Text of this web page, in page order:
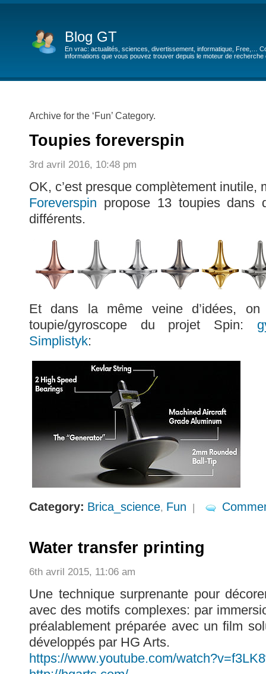
Blog GT
En vrac: actualités, sciences, divertissement, informatique, Free,…
informations que vous pouvez trouver depuis le moteur de recherche
Archive for the ‘Fun’ Category.
Toupies foreverspin
3rd avril 2016, 10:48 pm
OK, c’est presque complètement inutile,
Foreverspin propose 13 toupies dans
différents.
Et dans la même veine d’idées,
toupie/gyroscope du projet Spin:
Simplistyk:
Category: Brica_science, Fun |
Water transfer printing
6th avril 2015, 11:06 am
Une technique surprenante pour
avec des motifs complexes: par
préalablement préparée avec un film
développés par HG Arts.
https://www.youtube.com/